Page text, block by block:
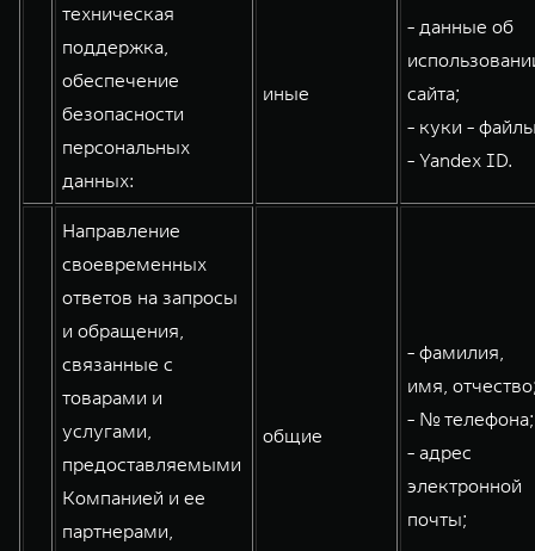
техническая
поддержка,
обеспечение
безопасности
персональных
данных:
иные
- данные об
сайта;
- куки -
- Yandex ID.
Направление
своевременных
ответов на запросы
и обращения,
связанные с
товарами и
услугами,
предоставляемыми
Компанией и ее
партнерами,
общие
- фамилия,
имя,
- № телефона;
- адрес
электронной
почты;